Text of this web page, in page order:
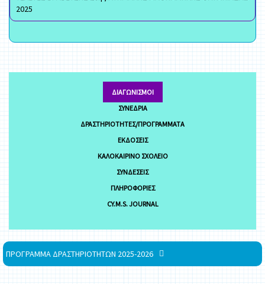
2025
ΔΙΑΓΩΝΙΣΜΟΊ
ΣΥΝΈΔΡΙΑ
ΔΡΑΣΤΗΡΙΌΤΗΤΕΣ/ΠΡΟΓΡΆΜΜΑΤΑ
ΕΚΔΌΣΕΙΣ
ΚΑΛΟΚΑΙΡΙΝΌ ΣΧΟΛΕΊΟ
ΣΥΝΔΈΣΕΙΣ
ΠΛΗΡΟΦΟΡΊΕΣ
CY.M.S. JOURNAL
ΠΡΟΓΡΑΜΜΑ ΔΡΑΣΤΗΡΙΟΤΗΤΩΝ 2025-2026